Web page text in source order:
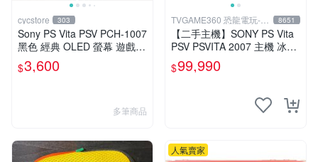
cycstore 303
Sony PS Vita PSV PCH-1007
黑色 經典 OLED 螢幕 遊戲掌
機 附充電線 經典收藏 掌上型
遊戲機
$3,600
多筆商品
TVGAME360 恐龍電玩-台
中店
8651
【二手主機】SONY PS Vita
PSV PSVITA 2007 主機 冰河
白 白黑色(9.9成新)【台中恐
龍電玩】
$99,990
人氣賣家